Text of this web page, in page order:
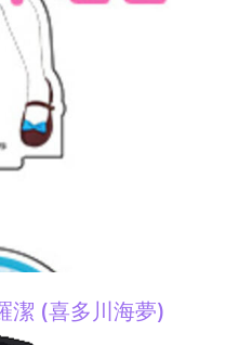
潔 (喜多川海夢)